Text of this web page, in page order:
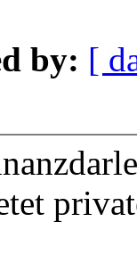
by: [